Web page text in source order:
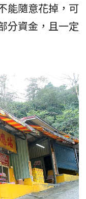
能隨意花掉，可
分資金，且一定